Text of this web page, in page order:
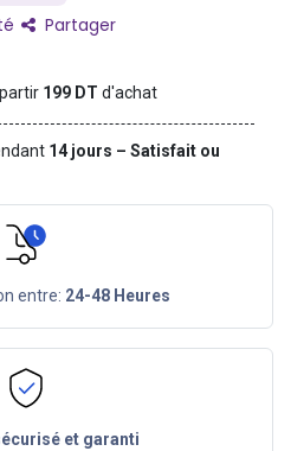
Partager
199 DTd'achat
14 jours – Satisfait ou
entre: 24-48 Heures
et garanti